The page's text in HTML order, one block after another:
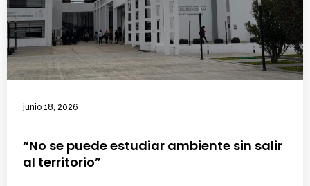
junio 18, 2026
“No se puede estudiar ambiente sin salir
al territorio”